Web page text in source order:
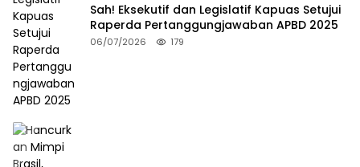
Sah! Eksekutif dan Legislatif Kapuas Setujui
Raperda Pertanggungjawaban APBD 2025
06/07/2026 179